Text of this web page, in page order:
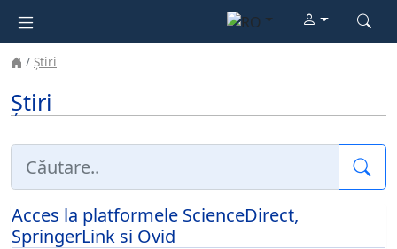
Știri
Știri
Acces la platformele ScienceDirect,
SpringerLink si Ovid